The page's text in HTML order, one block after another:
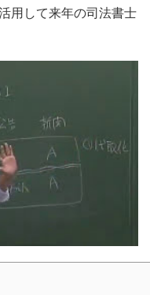
用して来年の司法書士